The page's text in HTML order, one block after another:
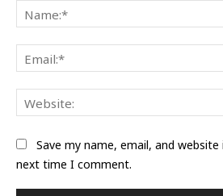
Save my name, email, and
next time I comment.